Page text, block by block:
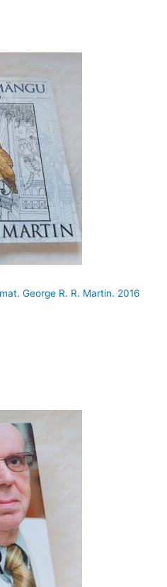
George R. R. Martin. 2016